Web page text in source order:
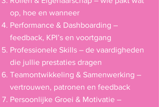
op, hoe en wanneer
Performance & Dashboarding –
feedback, KPI’s en voortgang
Professionele Skills – de vaardigheden
die jullie prestaties dragen
Teamontwikkeling & Samenwerking –
vertrouwen, patronen en feedback
Persoonlijke Groei & Motivatie –